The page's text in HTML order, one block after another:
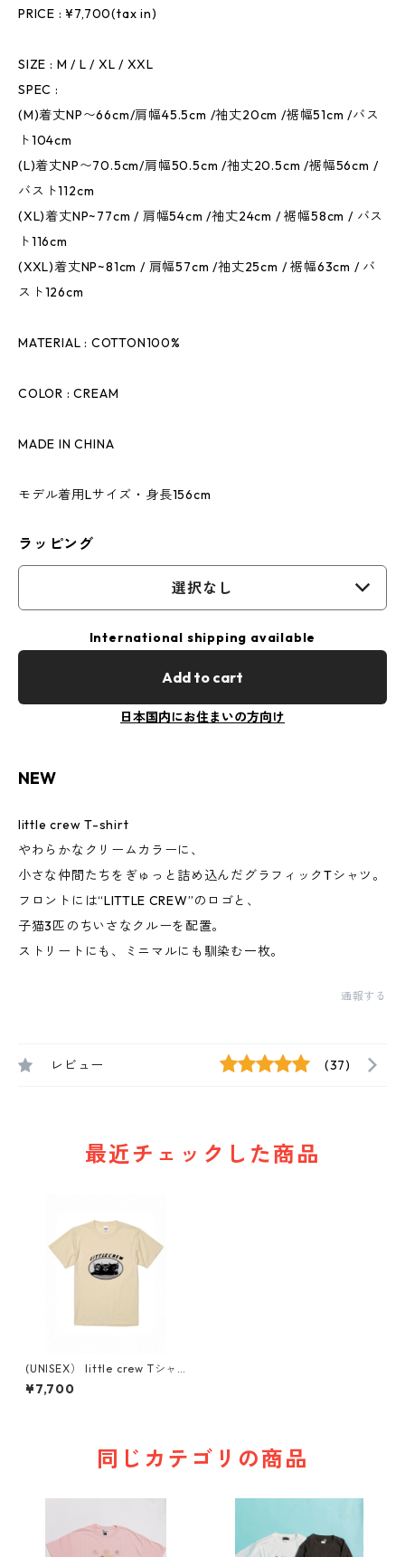
PRICE : ¥7,700(tax in)
SIZE : M / L / XL / XXL
SPEC :
(M)着丈NP〜66cm/肩幅45.5cm /袖丈20cm /裾幅51cm /バス
ト104cm
(L)着丈NP〜70.5cm/肩幅50.5cm /袖丈20.5cm /裾幅56cm /
バスト112cm
(XL)着丈NP~77cm / 肩幅54cm /袖丈24cm / 裾幅58cm / バス
ト116cm
(XXL)着丈NP~81cm / 肩幅57cm /袖丈25cm / 裾幅63cm / バ
スト126cm
MATERIAL : COTTON100%
COLOR : CREAM
MADE IN CHINA
モデル着用Lサイズ・身長156cm
ラッピング
選択なし
International shipping available
Add to cart
日本国内にお住まいの方向け
NEW
little crew T-shirt
やわらかなクリームカラーに、
小さな仲間たちをぎゅっと詰め込んだグラフィックTシャツ。
フロントには“LITTLE CREW”のロゴと、
子猫3匹のちいさなクルーを配置。
ストリートにも、ミニマルにも馴染む一枚。
通報する
レビュー (37)
最近チェックした商品
(UNISEX） little crew Tシャ
ツ
¥7,700
同じカテゴリの商品